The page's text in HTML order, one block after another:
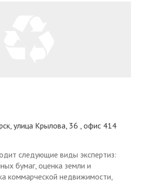
улица Крылова, 36 , офис 414
следующие виды экспертиз:
бумаг, оценка земли и
коммарческой недвижимости,